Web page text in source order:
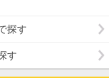
探す
す